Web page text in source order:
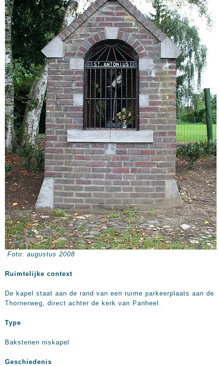
Foto: augustus 2008
Ruimtelijke context
De kapel staat aan de rand van een ruime parkeerplaats aan de
Thornerweg, direct achter de kerk van Panheel.
Type
Bakstenen niskapel
Geschiedenis